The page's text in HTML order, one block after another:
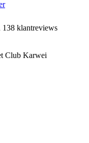
138 klantreviews
Club Karwei